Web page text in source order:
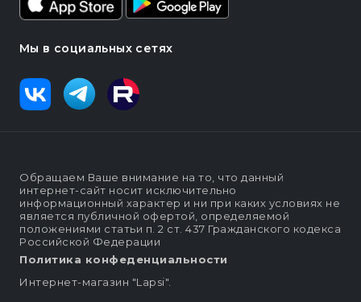
Мы в социальных сетях
Обращаем Ваше внимание на то, что данный
интернет-сайт носит исключительно
информационный характер и ни при каких условиях не
является публичной офертой, определяемой
положениями статьи п. 2 ст. 437 Гражданского кодекса
Российской Федерации
Политика конфеденциальности
Интернет-магазин "Lapsi".